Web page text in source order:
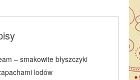
– smakowite błyszczyki
lodów